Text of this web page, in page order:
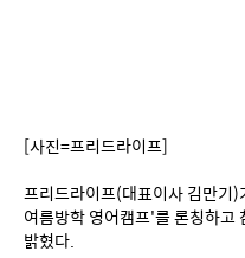
[사진=프리드라이프]
프리드라이프(대표이사 김만기
여름방학 영어캠프'를 론칭하고
밝혔다.